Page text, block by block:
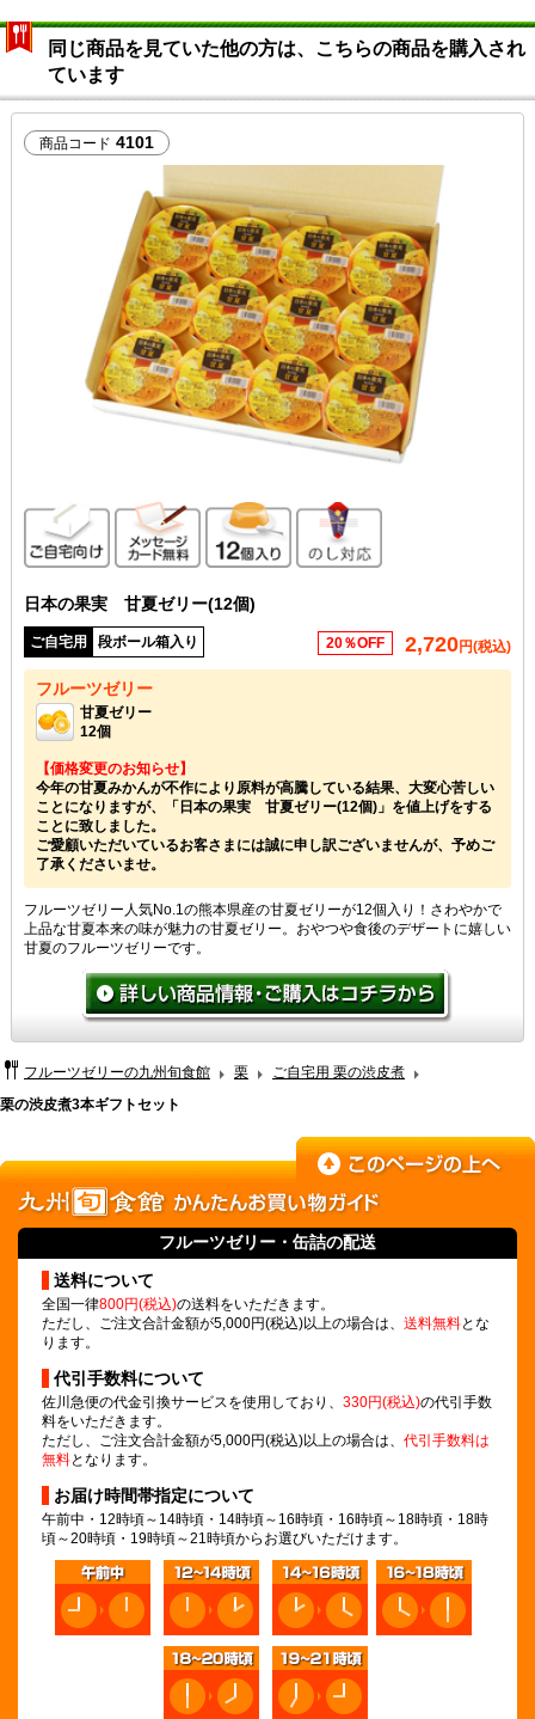
同じ商品を見ていた他の方は、こちらの商品を購入され
ています
商品コード 4101
ご自宅向けメッセージカード無料
12個入り のし対応
日本の果実 甘夏ゼリー(12個)
ご自宅用 段ボール箱入り 20％OFF 2,720円(税込)
フルーツゼリー
甘夏ゼリー
12個
【価格変更のお知らせ】
今年の甘夏みかんが不作により原料が高騰している結果、大変心苦しい
ことになりますが、「日本の果実 甘夏ゼリー(12個)」を値上げをする
ことに致しました。
ご愛顧いただいているお客さまには誠に申し訳ございませんが、予めご
了承くださいませ。
フルーツゼリー人気No.1の熊本県産の甘夏ゼリーが12個入り！さわやかで
上品な甘夏本来の味が魅力の甘夏ゼリー。おやつや食後のデザートに嬉しい
甘夏のフルーツゼリーです。
フルーツゼリーの九州旬食館 栗
ご自宅用 栗の渋皮煮
栗の渋皮煮3本ギフトセット
フルーツゼリー ・缶詰の配送
送料について
全国一律800円(税込)の送料をいただきます。
ただし、ご注文合計金額が5,000円(税込)以上の場合は、 送料無料とな
ります。
代引手数料について
佐川急便の代金引換サービスを使用しており、 330円(税込)の代引手数
料をいただきます。
ただし、ご注文合計金額が5,000円(税込)以上の場合は、 代引手数料は
無料となります。
お届け時間帯指定について
午前中・12時頃～14時頃・14時頃～16時頃・16時頃～18時頃・18時
頃～20時頃・19時頃～21時頃からお選びいただけます。